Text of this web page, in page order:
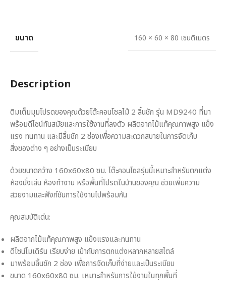
ขนาด 160 × 60 × 80 เซนติเมตร
Description
ติมเต็มมุมโปรดของคุณด้วยโต๊ะคอนโซลไม้ 2 ลิ้นชัก รุ่น MD9240 ที่มา
พร้อมดีไซน์ทันสมัยและการใช้งานที่ลงตัว ผลิตจากไม้แท้คุณภาพสูง แข็ง
แรง ทนทาน และมีลิ้นชัก 2 ช่องเพื่อความสะดวกสบายในการจัดเก็บ
สิ่งของต่าง ๆ อย่างเป็นระเบียบ
ด้วยขนาดกว้าง 160x60x80 ซม. โต๊ะคอนโซลรุ่นนี้เหมาะสำหรับตกแต่ง
ห้องนั่งเล่น ห้องทำงาน หรือพื้นที่โปรดในบ้านของคุณ ช่วยเพิ่มความ
สวยงามและฟังก์ชันการใช้งานไปพร้อมกัน
คุณสมบัติเด่น:
ผลิตจากไม้แท้คุณภาพสูง แข็งแรงและทนทาน
ดีไซน์โมเดิร์น เรียบง่าย เข้ากับการตกแต่งหลากหลายสไตล์
มาพร้อมลิ้นชัก 2 ช่อง เพื่อการจัดเก็บที่ง่ายและเป็นระเบียบ
ขนาด 160x60x80 ซม. เหมาะสำหรับการใช้งานในทุกพื้นที่